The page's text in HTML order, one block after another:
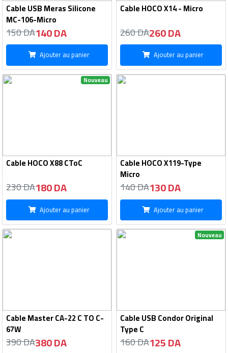
Cable USB Meras Silicone
MC-106-Micro
150 DA140 DA
Ajouter au panier
Cable HOCO X14 - Micro
260 DA260 DA
Ajouter au panier
Nouveau
Cable HOCO X88 CToC
230 DA180 DA
Ajouter au panier
Cable HOCO X119-Type
Micro
140 DA130 DA
Ajouter au panier
Cable Master CA-22 C TO C-
67W
390 DA380 DA
Nouveau
Cable USB Condor Original
Type C
160 DA125 DA